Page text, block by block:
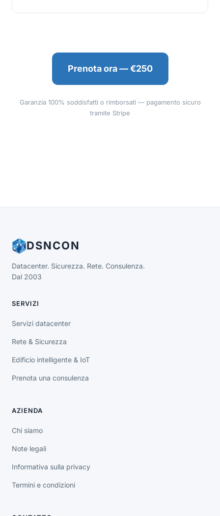
Prenota ora — €250
Garanzia 100% soddisfatti o rimborsati — pagamento sicuro
tramite Stripe
DSNCON
Datacenter. Sicurezza. Rete. Consulenza.
Dal 2003
SERVIZI
Servizi datacenter
Rete & Sicurezza
Edificio intelligente & IoT
Prenota una consulenza
AZIENDA
Chi siamo
Note legali
Informativa sulla privacy
Termini e condizioni